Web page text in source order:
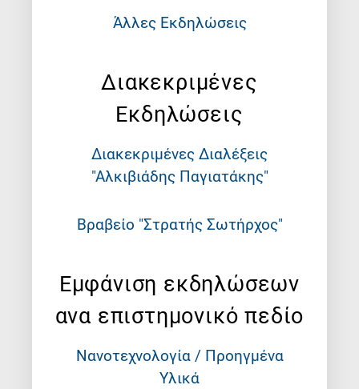
Άλλες Εκδηλώσεις
Διακεκριμένες
Εκδηλώσεις
Διακεκριμένες Διαλέξεις
"Αλκιβιάδης Παγιατάκης"
Βραβείο "Στρατής Σωτήρχος"
Εμφάνιση εκδηλώσεων
ανα επιστημονικό πεδίο
Νανοτεχνολογία / Προηγμένα
Υλικά